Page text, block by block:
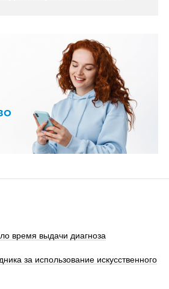
время выдачи диагноза
за использование искусственного